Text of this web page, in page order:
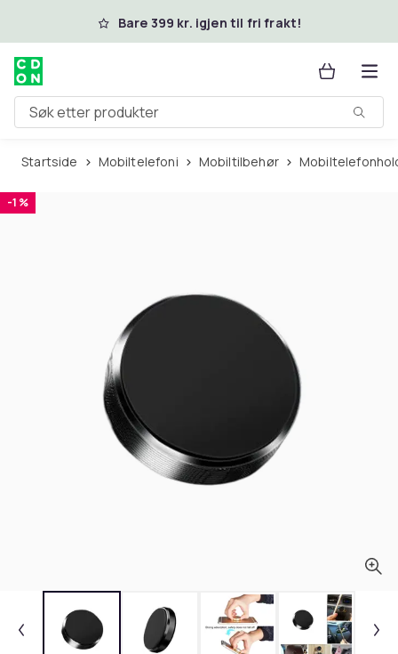
Hopp til hovedinnholdBare 399 kr. igjen til fri frakt!
Søk etter produkter
Startside Mobiltelefoni Mobiltilbehør
-1 %